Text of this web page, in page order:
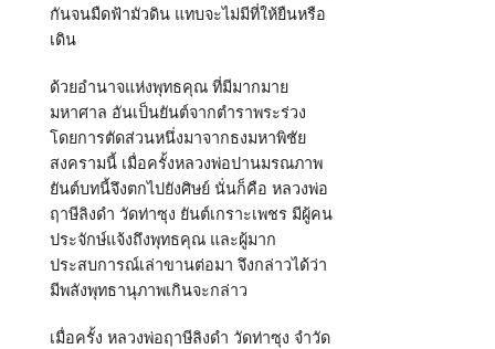
กันจนมืดฟ้ามัวดิน แทบจะไม่มีที่ให้ยืนหรือ
เดิน
ด้วยอำนาจแห่งพุทธคุณ ที่มีมากมาย
มหาศาล อันเป็นยันต์จากตำราพระร่วง
โดยการตัดส่วนหนึ่งมาจากธงมหาพิชัย
สงครามนี้ เมื่อครั้งหลวงพ่อปานมรณภาพ
ยันต์บทนี้จึงตกไปยังศิษย์ นั่นก็คือ หลวงพ่อ
ฤาษีลิงดำ วัดท่าซุง ยันต์เกราะเพชร มีผู้คน
ประจักษ์แจ้งถึงพุทธคุณ และผู้มาก
ประสบการณ์เล่าขานต่อมา จึงกล่าวได้ว่า
มีพลังพุทธานุภาพเกินจะกล่าว
เมื่อครั้ง หลวงพ่อฤาษีลิงดำ วัดท่าซุง จำวัด